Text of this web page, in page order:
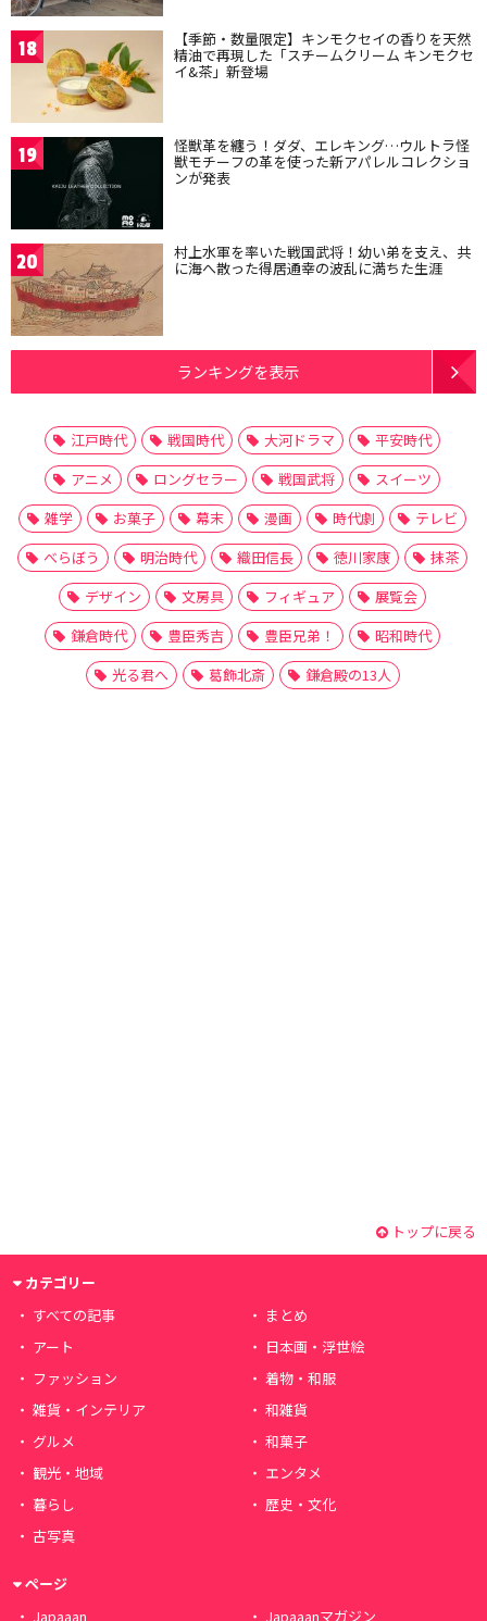
18 【季節・数量限定】キンモクセイの香りを天然
精油で再現した「スチームクリーム キンモクセ
イ&茶」新登場
19 怪獣革を纏う！ダダ、エレキング…ウルトラ怪
獣モチーフの革を使った新アパレルコレクショ
ンが発表
20 村上水軍を率いた戦国武将！幼い弟を支え、共
に海へ散った得居通幸の波乱に満ちた生涯
ランキングを表示
江戸時代 戦国時代 大河ドラマ
平安時代
アニメ
ロングセラー 戦国武将
スイーツ
雑学
お菓子 幕末 漫画 時代劇
テレビ
べらぼう
明治時代 織田信長 徳川家康
抹茶
デザイン
文房具 フィギュア
展覧会
鎌倉時代
豊臣秀吉 豊臣兄弟！
昭和時代
光る君へ
葛飾北斎 鎌倉殿の13人
トップに戻る
カテゴリー
すべての記事
まとめ
アート
日本画・浮世絵
ファッション
着物・和服
雑貨・インテリア
和雑貨
グルメ
和菓子
観光・地域
エンタメ
暮らし
歴史・文化
古写真
ページ
Japaaan
Japaaanマガジン